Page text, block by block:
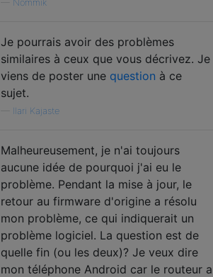
Nömmik
Je pourrais avoir des problèmes
similaires à ceux que vous décrivez. Je
viens de poster une question à ce
sujet.
Ilari Kajaste
Malheureusement, je n'ai toujours
aucune idée de pourquoi j'ai eu le
problème. Pendant la mise à jour, le
retour au firmware d'origine a résolu
mon problème, ce qui indiquerait un
problème logiciel. La question est de
quelle fin (ou les deux)? Je veux dire
mon téléphone Android car le routeur a